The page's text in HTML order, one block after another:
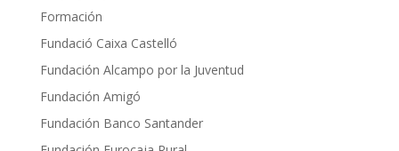
Formación
Fundació Caixa Castelló
Fundación Alcampo por la Juventud
Fundación Amigó
Fundación Banco Santander